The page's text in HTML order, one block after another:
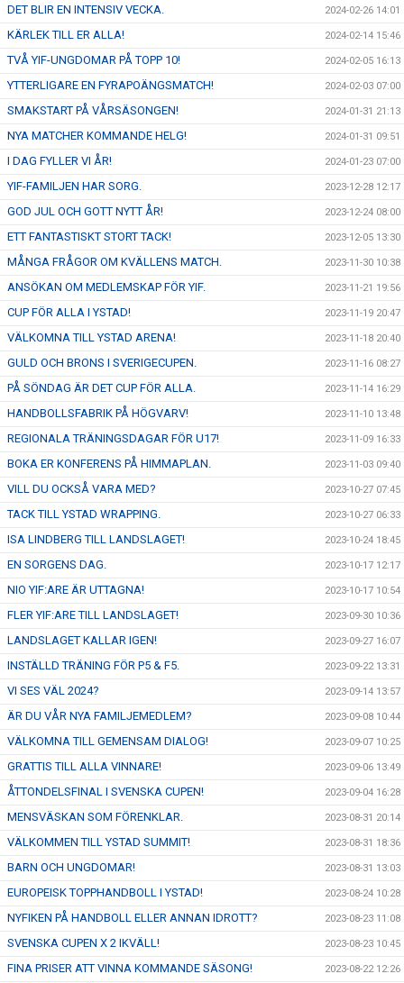
DET BLIR EN INTENSIV VECKA. 2024-02-26 14:01
KÄRLEK TILL ER ALLA! 2024-02-14 15:46
TVÅ YIF-UNGDOMAR PÅ TOPP 10! 2024-02-05 16:13
YTTERLIGARE EN FYRAPOÄNGSMATCH! 2024-02-03 07:00
SMAKSTART PÅ VÅRSÄSONGEN! 2024-01-31 21:13
NYA MATCHER KOMMANDE HELG! 2024-01-31 09:51
I DAG FYLLER VI ÅR! 2024-01-23 07:00
YIF-FAMILJEN HAR SORG. 2023-12-28 12:17
GOD JUL OCH GOTT NYTT ÅR! 2023-12-24 08:00
ETT FANTASTISKT STORT TACK! 2023-12-05 13:30
MÅNGA FRÅGOR OM KVÄLLENS MATCH. 2023-11-30 10:38
ANSÖKAN OM MEDLEMSKAP FÖR YIF. 2023-11-21 19:56
CUP FÖR ALLA I YSTAD! 2023-11-19 20:47
VÄLKOMNA TILL YSTAD ARENA! 2023-11-18 20:40
GULD OCH BRONS I SVERIGECUPEN. 2023-11-16 08:27
PÅ SÖNDAG ÄR DET CUP FÖR ALLA. 2023-11-14 16:29
HANDBOLLSFABRIK PÅ HÖGVARV! 2023-11-10 13:48
REGIONALA TRÄNINGSDAGAR FÖR U17! 2023-11-09 16:33
BOKA ER KONFERENS PÅ HIMMAPLAN. 2023-11-03 09:40
VILL DU OCKSÅ VARA MED? 2023-10-27 07:45
TACK TILL YSTAD WRAPPING. 2023-10-27 06:33
ISA LINDBERG TILL LANDSLAGET! 2023-10-24 18:45
EN SORGENS DAG. 2023-10-17 12:17
NIO YIF:ARE ÄR UTTAGNA! 2023-10-17 10:54
FLER YIF:ARE TILL LANDSLAGET! 2023-09-30 10:36
LANDSLAGET KALLAR IGEN! 2023-09-27 16:07
INSTÄLLD TRÄNING FÖR P5 & F5. 2023-09-22 13:31
VI SES VÄL 2024? 2023-09-14 13:57
ÄR DU VÅR NYA FAMILJEMEDLEM? 2023-09-08 10:44
VÄLKOMNA TILL GEMENSAM DIALOG! 2023-09-07 10:25
GRATTIS TILL ALLA VINNARE! 2023-09-06 13:49
ÅTTONDELSFINAL I SVENSKA CUPEN! 2023-09-04 16:28
MENSVÄSKAN SOM FÖRENKLAR. 2023-08-31 20:14
VÄLKOMMEN TILL YSTAD SUMMIT! 2023-08-31 18:36
BARN OCH UNGDOMAR! 2023-08-31 13:03
EUROPEISK TOPPHANDBOLL I YSTAD! 2023-08-24 10:28
NYFIKEN PÅ HANDBOLL ELLER ANNAN IDROTT? 2023-08-23 11:08
SVENSKA CUPEN X 2 IKVÄLL! 2023-08-23 10:45
FINA PRISER ATT VINNA KOMMANDE SÄSONG! 2023-08-22 12:26